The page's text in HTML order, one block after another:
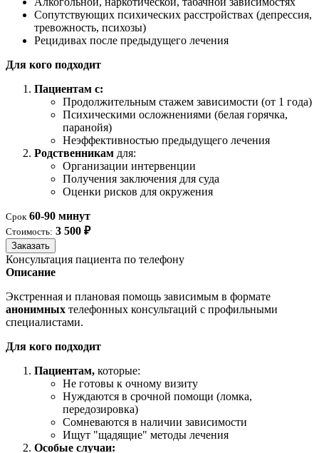
Сопутствующих психических расстройствах (депрессия,
тревожность, психозы)
Рецидивах после предыдущего лечения
Для кого подходит
Пациентам с:
Продолжительным стажем зависимости (от 1 года)
Психическими осложнениями (белая горячка,
паранойя)
Неэффективностью предыдущего лечения
Родственникам для:
Организации интервенции
Получения заключения для суда
Оценки рисков для окружения
Срок 60-90 минут
Стоимость: 3 500 ₽
Заказать
Консультация пациента по телефону
Описание
Экстренная и плановая помощь зависимым в формате
анонимных телефонных консультаций с профильными
специалистами.
Для кого подходит
Пациентам, которые:
Не готовы к очному визиту
Нуждаются в срочной помощи (ломка,
передозировка)
Сомневаются в наличии зависимости
Ищут "щадящие" методы лечения
Особые случаи: